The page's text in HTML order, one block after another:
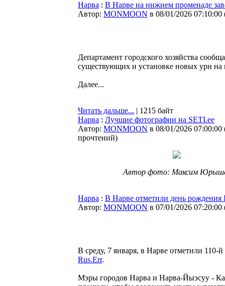
Нарва : В Нарве на нижнем променаде
Автор: MONMOON в 08/01/2026 07:10:00
Департамент городского хозяйства
существующих и установке новых урн на
Далее...
Читать дальше... | 1215 байт
Нарва : Лучшие фотографии на SETI.ee
Автор: MONMOON в 08/01/2026 07:00:00
прочтений)
Автор фото: Максим
Нарва : В Нарве отметили день рождения
Автор: MONMOON в 07/01/2026 07:20:00
В среду, 7 января, в Нарве отметили 110-
Rus.Err.
Мэры городов Нарва и Нарва-Йыэсуу -